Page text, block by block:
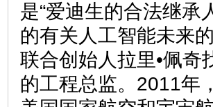
是“爱迪生的合法继承
的有关人工智能未来
联合创始人拉里•佩奇
的工程总监。2011年